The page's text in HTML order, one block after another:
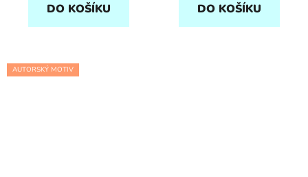
DO KOŠÍKU DO KOŠÍKU
AUTORSKÝ MOTIV